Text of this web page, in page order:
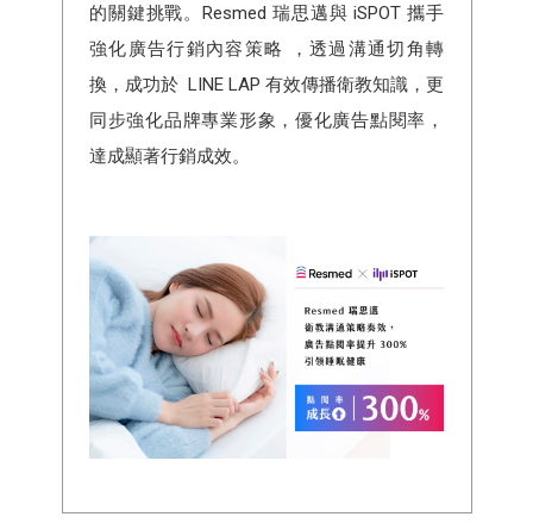
的關鍵挑戰。Resmed 瑞思邁與 iSPOT 攜手
強化廣告行銷內容策略 ，透過溝通切角轉
換，成功於 LINE LAP 有效傳播衛教知識，更
同步強化品牌專業形象，優化廣告點閱率，
達成顯著行銷成效。